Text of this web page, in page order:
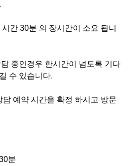
간 30분 의 장시간이 소요 됩니
중인경우 한시간이 넘도록 기다
수 있습니다.
예약 시간을 확정 하시고 방문
분